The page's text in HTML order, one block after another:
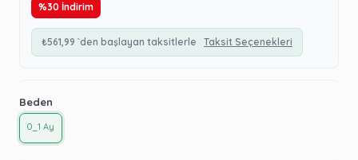
%30 İndirim
₺561,99 `den başlayan taksitlerle Taksit Seçenekleri
Beden
0_1 Ay